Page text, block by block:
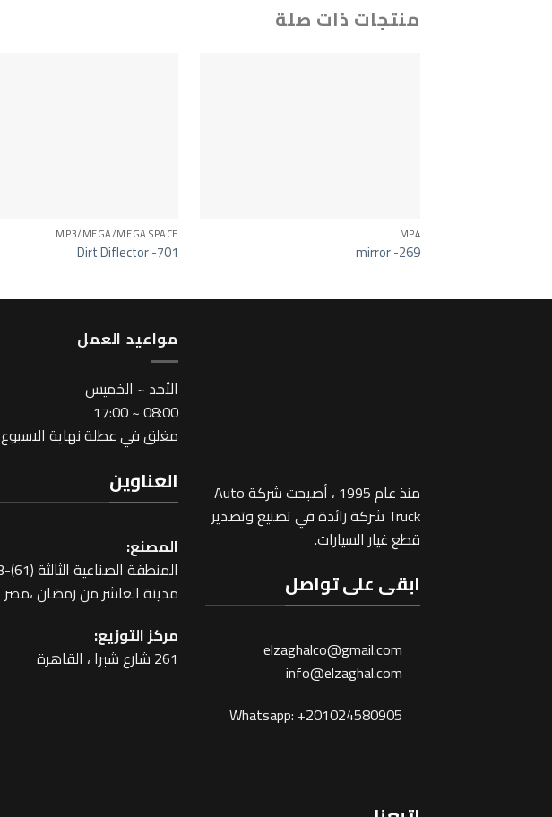
منتجات ذات صلة
MP4
mirror -269
MP3/MEGA/MEGA SPACE
Dirt Diflector -701
منذ عام 1995 ، أصبحت شركة Auto
Truck شركة رائدة في تصنيع وتصدير
قطع غيار السيارات.
ابقى على تواصل
elzaghalco@gmail.com
info@elzaghal.com
Whatsapp: +201024580905
مواعيد العمل
اﻷحد ~ الخميس
08:00 ~ 17:00
مغلق في عطلة نهاية الاسبوع
العناوين
المصنع:
المنطقة الصناعية الثالثة A3-(61)
مدينة العاشر من رمضان ،مصر
مركز التوزيع:
261 شارع شبرا ، القاهرة